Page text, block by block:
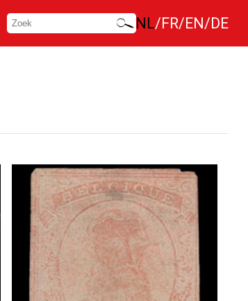
NL FR EN DE